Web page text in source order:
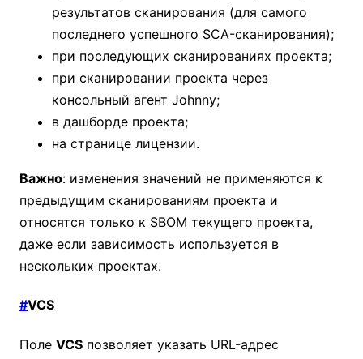
результатов сканирования (для самого
последнего успешного SCA-сканирования);
при последующих сканированиях проекта;
при сканировании проекта через
консольный агент Johnny;
в дашборде проекта;
на странице лицензии.
Важно: изменения значений не применяются к
предыдущим сканированиям проекта и
относятся только к SBOM текущего проекта,
даже если зависимость используется в
нескольких проектах.
#VCS
Поле VCS позволяет указать URL-адрес